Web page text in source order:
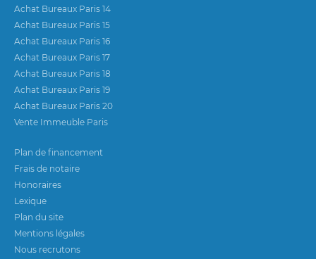
Achat Bureaux Paris 14
Achat Bureaux Paris 15
Achat Bureaux Paris 16
Achat Bureaux Paris 17
Achat Bureaux Paris 18
Achat Bureaux Paris 19
Achat Bureaux Paris 20
Vente Immeuble Paris
Plan de financement
Frais de notaire
Honoraires
Lexique
Plan du site
Mentions légales
Nous recrutons